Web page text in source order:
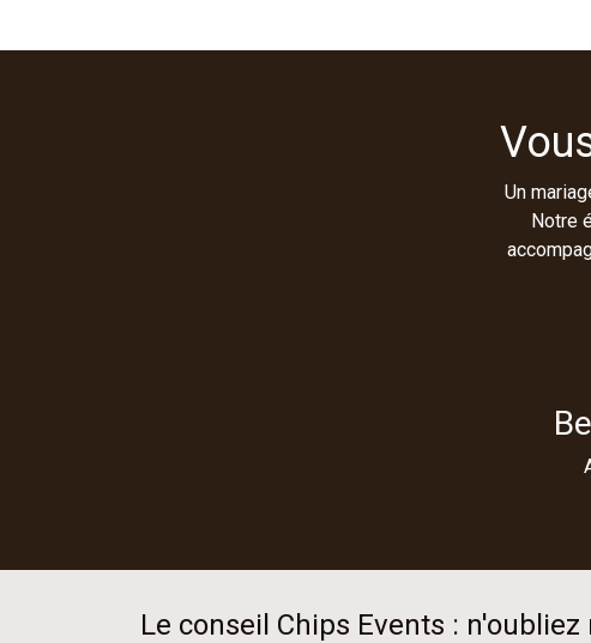
Un
Notre
Le conseil Chips Events : n'oubliez